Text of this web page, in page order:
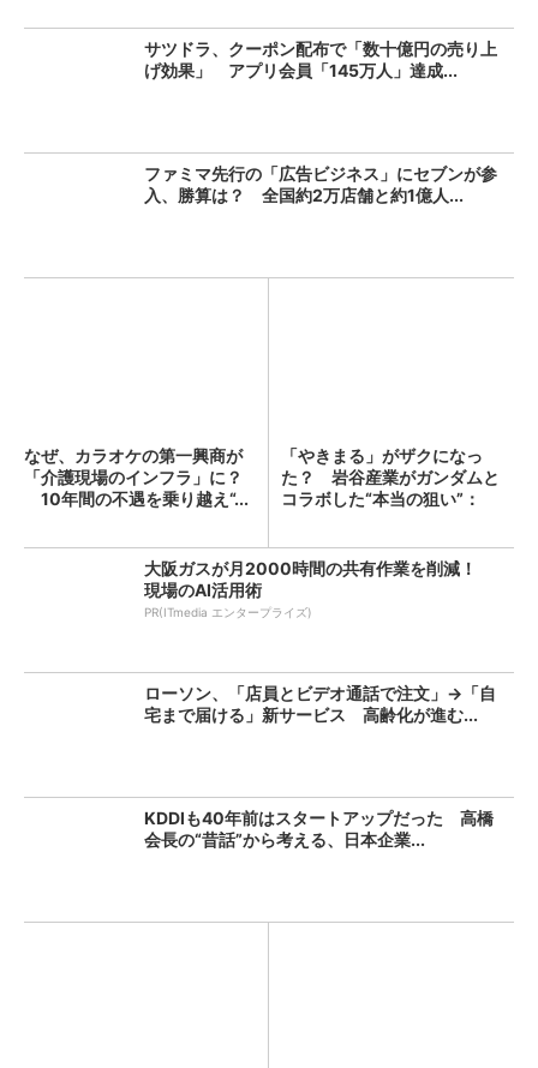
サツドラ、クーポン配布で「数十億円の売り上
げ効果」 アプリ会員「145万人」達成...
ファミマ先行の「広告ビジネス」にセブンが参
入、勝算は？ 全国約2万店舗と約1億人...
なぜ、カラオケの第一興商が
「介護現場のインフラ」に？
10年間の不遇を乗り越え“...
「やきまる」がザクになっ
た？ 岩谷産業がガンダムと
コラボした“本当の狙い”：
大阪ガスが月2000時間の共有作業を削減！
現場のAI活用術
PR(ITmedia エンタープライズ)
ローソン、「店員とビデオ通話で注文」→「自
宅まで届ける」新サービス 高齢化が進む...
KDDIも40年前はスタートアップだった 高橋
会長の“昔話”から考える、日本企業...